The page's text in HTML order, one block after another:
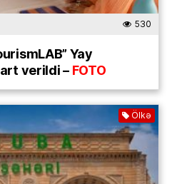
530
Yay
verildi –FOTO
Ölkə